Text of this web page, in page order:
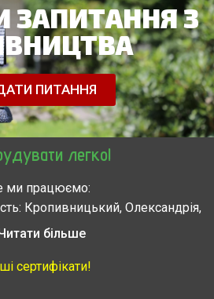
ЗАПИТАННЯ З
ПИТАННЯ
легко!
ми працюємо:
Кропивницький, Олександрія,
Новоархангельськ, Світловодськ
Каменка, Канев, Корсунь-
більше
сертифікати!